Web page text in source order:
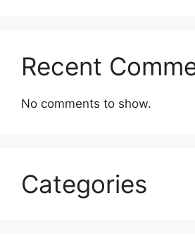
Recent
No comments to show.
Categories